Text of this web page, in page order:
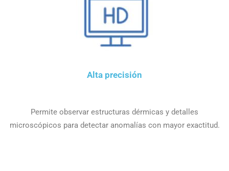
Alta precisión
Permite observar estructuras dérmicas y detalles
microscópicos para detectar anomalías con mayor exactitud.